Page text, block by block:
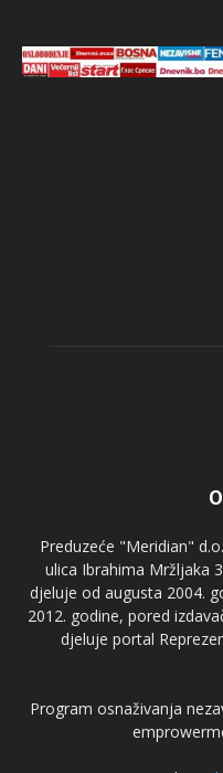
Preduzeće "Meridian"
ulica Ibrahima Mržljaka
djeluje od augusta 2004.
2012. godine, pored
djeluje portal
Program osnaživanja